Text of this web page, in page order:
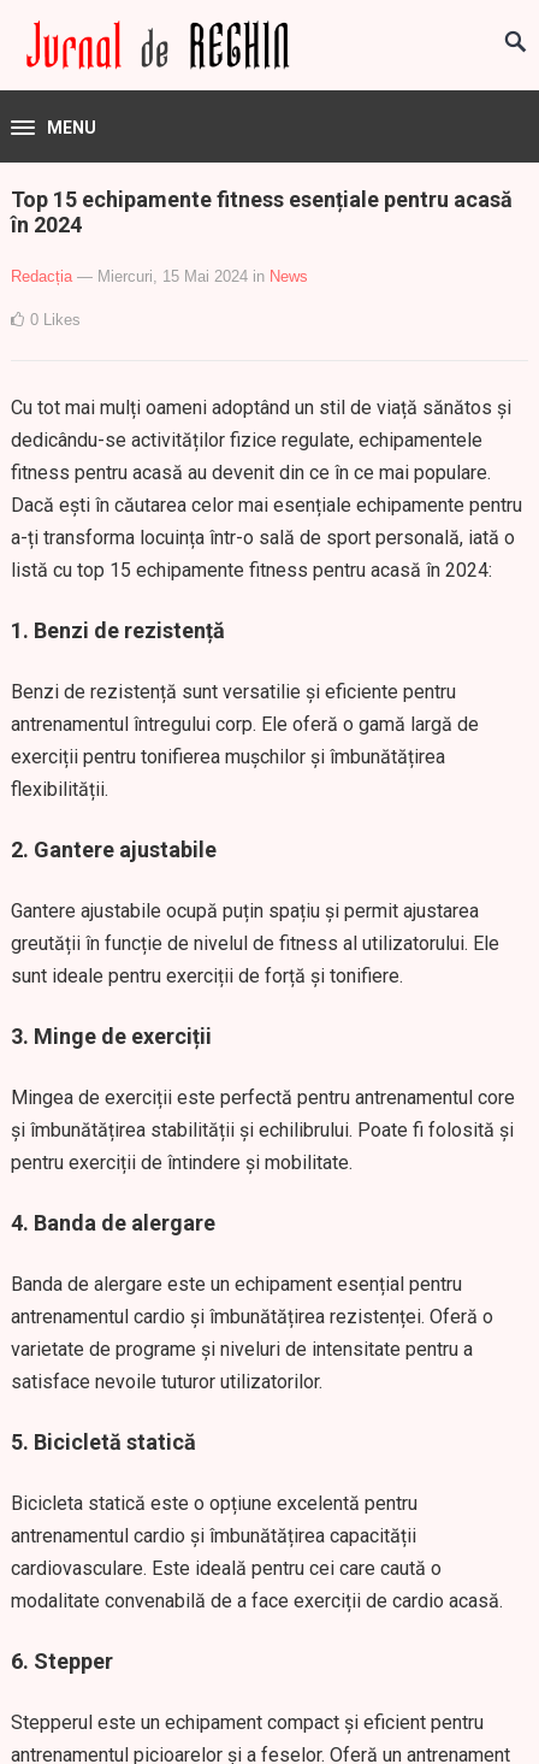
MENU
Top 15 echipamente fitness esențiale pentru acasă
în 2024
Redacția — Miercuri, 15 Mai 2024 in News
0 Likes
Cu tot mai mulți oameni adoptând un stil de viață sănătos și
dedicându-se activităților fizice regulate, echipamentele
fitness pentru acasă au devenit din ce în ce mai populare.
Dacă ești în căutarea celor mai esențiale echipamente pentru
a-ți transforma locuința într-o sală de sport personală, iată o
listă cu top 15 echipamente fitness pentru acasă în 2024:
1. Benzi de rezistență
Benzi de rezistență sunt versatilie și eficiente pentru
antrenamentul întregului corp. Ele oferă o gamă largă de
exerciții pentru tonifierea mușchilor și îmbunătățirea
flexibilității.
2. Gantere ajustabile
Gantere ajustabile ocupă puțin spațiu și permit ajustarea
greutății în funcție de nivelul de fitness al utilizatorului. Ele
sunt ideale pentru exerciții de forță și tonifiere.
3. Minge de exerciții
Mingea de exerciții este perfectă pentru antrenamentul core
și îmbunătățirea stabilității și echilibrului. Poate fi folosită și
pentru exerciții de întindere și mobilitate.
4. Banda de alergare
Banda de alergare este un echipament esențial pentru
antrenamentul cardio și îmbunătățirea rezistenței. Oferă o
varietate de programe și niveluri de intensitate pentru a
satisface nevoile tuturor utilizatorilor.
5. Bicicletă statică
Bicicleta statică este o opțiune excelentă pentru
antrenamentul cardio și îmbunătățirea capacității
cardiovasculare. Este ideală pentru cei care caută o
modalitate convenabilă de a face exerciții de cardio acasă.
6. Stepper
Stepperul este un echipament compact și eficient pentru
antrenamentul picioarelor și a feselor. Oferă un antrenament